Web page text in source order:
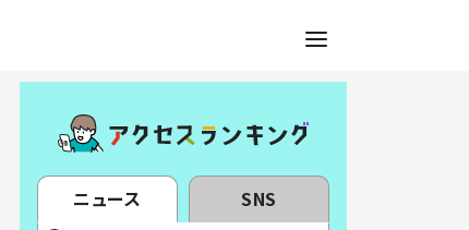
ニュース SNS